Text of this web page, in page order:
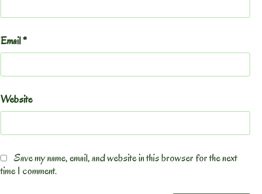
Email*
Website
Save my name, email, and website in this browser for the next
time I comment.